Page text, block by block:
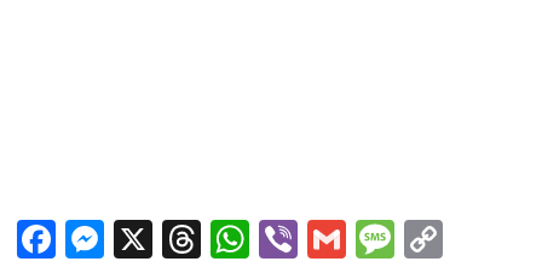
Facebook
Messenger
X Threads
WhatsApp
ViberGmail